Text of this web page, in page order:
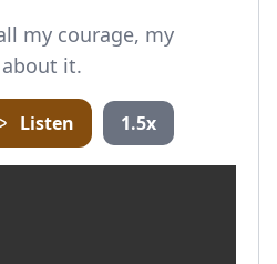
my courage, my
it.
Listen 1.5x